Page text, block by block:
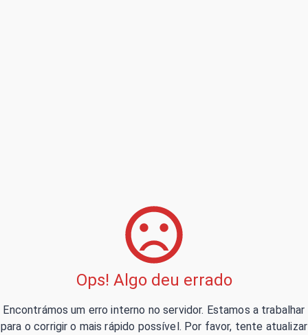
Ops! Algo deu errado
Encontrámos um erro interno no servidor. Estamos a trabalhar
para o corrigir o mais rápido possível. Por favor, tente atualizar